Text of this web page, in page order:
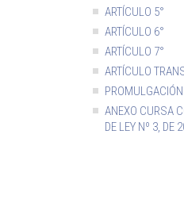
ARTÍCULO 5°
ARTÍCULO 6°
ARTÍCULO 7°
ARTÍCULO
PROMULGACIÓN
ANEXO CURSA
DE LEY Nº 3, DE